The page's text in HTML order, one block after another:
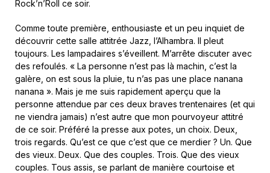
Rock’n’Roll ce soir.
Comme toute première, enthousiaste et un peu inquiet de
découvrir cette salle attitrée Jazz, l’Alhambra. Il pleut
toujours. Les lampadaires s’éveillent. M’arrête discuter avec
des refoulés. « La personne n’est pas là machin, c’est la
galère, on est sous la pluie, tu n’as pas une place nanana
nanana ». Mais je me suis rapidement aperçu que la
personne attendue par ces deux braves trentenaires (et qui
ne viendra jamais) n’est autre que mon pourvoyeur attitré
de ce soir. Préféré la presse aux potes, un choix. Deux,
trois regards. Qu’est ce que c’est que ce merdier ? Un. Que
des vieux. Deux. Que des couples. Trois. Que des vieux
couples. Tous assis, se parlant de manière courtoise et